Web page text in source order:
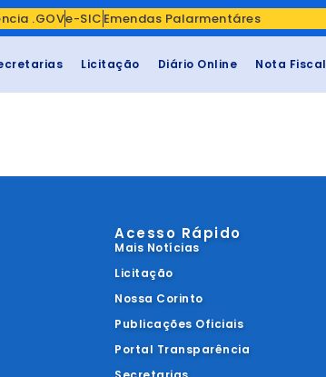
.GOVe-SIC Emendas Palarmentáres
Licitação Diário Online Nota Fiscal
Acesso Rápido
Mais Notícias
Licitação
Nossa Corinto
Publicações Oficiais
Portal Transparência